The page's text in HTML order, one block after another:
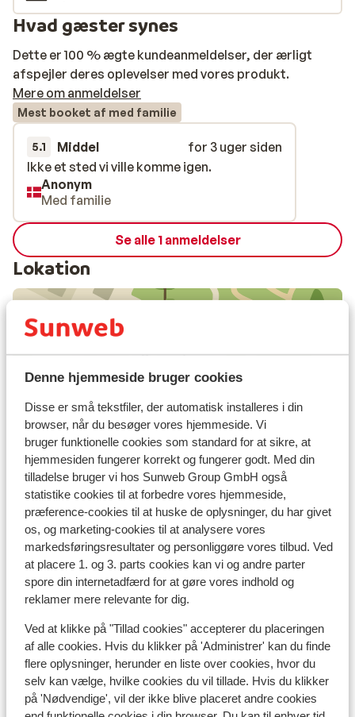
Denne hjemmeside bruger cookies
Disse er små tekstfiler, der automatisk installeres i din
browser, når du besøger vores hjemmeside. Vi
bruger funktionelle cookies som standard for at sikre, at
hjemmesiden fungerer korrekt og fungerer godt. Med din
tilladelse bruger vi hos Sunweb Group GmbH også
statistike cookies til at forbedre vores hjemmeside,
præference-cookies til at huske de oplysninger, du har givet
os, og marketing-cookies til at analysere vores
markedsføringsresultater og personliggøre vores tilbud. Ved
at placere 1. og 3. parts cookies kan vi og andre parter
spore din internetadfærd for at gøre vores indhold og
reklamer mere relevante for dig.
Ved at klikke på "Tillad cookies" accepterer du placeringen
af alle cookies. Hvis du klikker på 'Administrer' kan du finde
flere oplysninger, herunder en liste over cookies, hvor du
selv kan vælge, hvilke cookies du vil tillade. Hvis du klikker
på 'Nødvendige', vil der ikke blive placeret andre cookies
Hvad gæster synes
Dette er 100 % ægte kundeanmeldelser, der ærligt
afspejler deres oplevelser med vores produkt.
Mere om anmeldelser
Mest booket af med familie
5.1 Middel
for 3 uger siden
Ikke et sted vi ville komme igen.
Ikke et sted vi ville komme igen.
Anonym
Med familie
Se alle 1 anmeldelser
Lokation
Se på kort
I området
Afstand til stranden ca. 200 meter (stenstrand,
liggestole (mod betaling) , parasol (mod betaling) )
Afstand til centrum: ca. 900 meter
Afstand til lufthavn ca. 40 kilometer
Afstand til busstoppested ca. 350 meter
Afstand til pengeautomat ca. 900 meter
Afstand til nærmeste butikker ca. 500 meter
Afstand til nærmeste kiosk ca. 500 meter
Nærmeste restaurant ca. 500 meter
Nærmeste apotek ca. 700 meter
Rolig beliggenhed